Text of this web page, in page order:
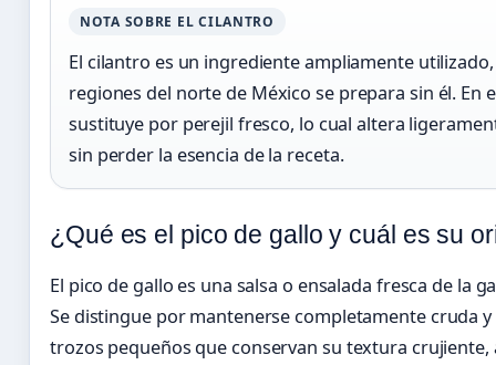
NOTA SOBRE EL CILANTRO
El cilantro es un ingrediente ampliamente
regiones del norte de México se prepara sin él. En
sustituye por perejil fresco, lo cual altera
sin perder la esencia de la receta.
¿Qué es el pico de gallo y cuál es su
El pico de gallo es una salsa o ensalada fresca de la
Se distingue por mantenerse completamente cruda
trozos pequeños que conservan su textura crujiente,